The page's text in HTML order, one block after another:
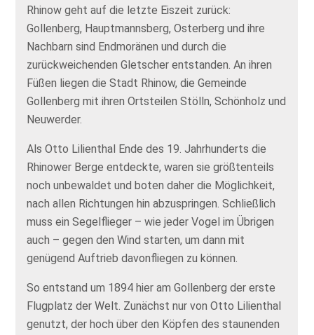
Rhinow geht auf die letzte Eiszeit zurück:
Gollenberg, Hauptmannsberg, Osterberg und ihre
Nachbarn sind Endmoränen und durch die
zurückweichenden Gletscher entstanden. An ihren
Füßen liegen die Stadt Rhinow, die Gemeinde
Gollenberg mit ihren Ortsteilen Stölln, Schönholz und
Neuwerder.
Als Otto Lilienthal Ende des 19. Jahrhunderts die
Rhinower Berge entdeckte, waren sie größtenteils
noch unbewaldet und boten daher die Möglichkeit,
nach allen Richtungen hin abzuspringen. Schließlich
muss ein Segelflieger – wie jeder Vogel im Übrigen
auch – gegen den Wind starten, um dann mit
genügend Auftrieb davonfliegen zu können.
So entstand um 1894 hier am Gollenberg der erste
Flugplatz der Welt. Zunächst nur von Otto Lilienthal
genutzt, der hoch über den Köpfen des staunenden